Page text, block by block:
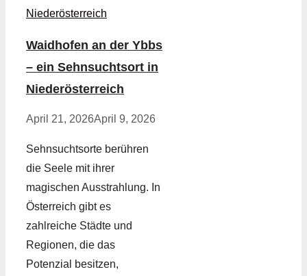
Waidhofen an der Ybbs
– ein Sehnsuchtsort in
Niederösterreich
April 21, 2026April 9, 2026
Sehnsuchtsorte berühren
die Seele mit ihrer
magischen Ausstrahlung. In
Österreich gibt es
zahlreiche Städte und
Regionen, die das
Potenzial besitzen,